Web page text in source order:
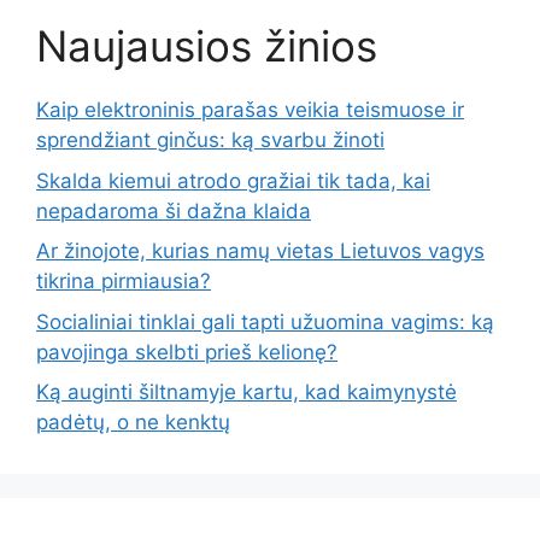
Naujausios žinios
Kaip elektroninis parašas veikia teismuose ir
sprendžiant ginčus: ką svarbu žinoti
Skalda kiemui atrodo gražiai tik tada, kai
nepadaroma ši dažna klaida
Ar žinojote, kurias namų vietas Lietuvos vagys
tikrina pirmiausia?
Socialiniai tinklai gali tapti užuomina vagims: ką
pavojinga skelbti prieš kelionę?
Ką auginti šiltnamyje kartu, kad kaimynystė
padėtų, o ne kenktų